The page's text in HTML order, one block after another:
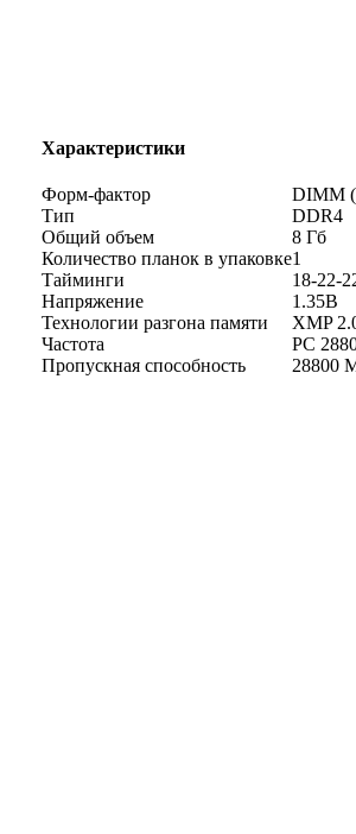
Характеристики
Форм-фактор
DIMM
Тип
DDR4
Общий объем
8 Гб
Количество планок в упаковке1
Тайминги
18-22-
Напряжение
1.35В
Технологии разгона памяти
XMP
Частота
PC
Пропускная способность
28800